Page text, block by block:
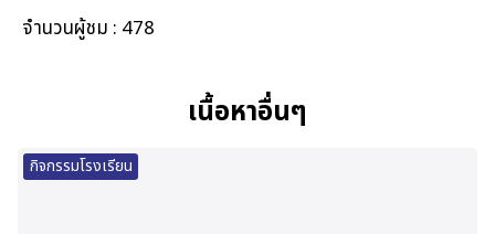
จำนวนผู้ชม : 478
เนื้อหาอื่นๆ
กิจกรรมโรงเรียน